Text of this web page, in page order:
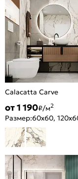
Calacatta Carve
от 1 190₽/м2
Размер:60x60,